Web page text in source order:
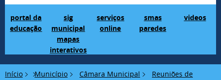
portal da
educação
sig
municipal
mapas
interativos
serviços
online
smas
paredes
videos
Início Município Câmara Municipal
Reuniões de